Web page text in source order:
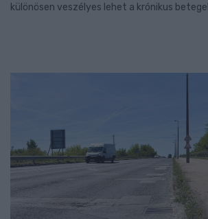
különösen veszélyes lehet a krónikus